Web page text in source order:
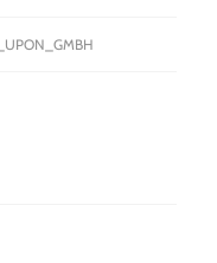
_UPON_GMBH